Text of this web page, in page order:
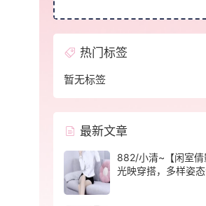
热门标签
暂无标签
最新文章
882/小清~【闲室倩
光映穿搭，多样姿